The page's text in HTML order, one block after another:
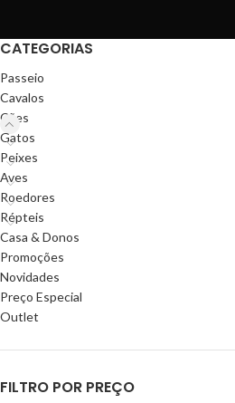
CATEGORIAS
Passeio
Cavalos
Cães
Gatos
Peixes
Aves
Roedores
Répteis
Casa & Donos
Promoções
Novidades
Preço Especial
Outlet
FILTRO POR PREÇO